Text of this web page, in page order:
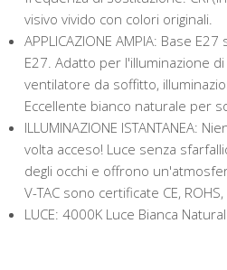
visivo vivido con colori originali.
APPLICAZIONE AMPIA: Base
E27. Adatto per l'illuminazione
ventilatore da soffitto,
Eccellente bianco naturale per
ILLUMINAZIONE ISTANTANEA:
volta acceso! Luce senza
degli occhi e offrono
V-TAC sono certificate CE,
LUCE: 4000K Luce Bianca